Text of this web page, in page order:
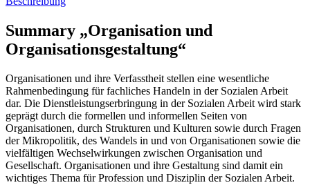
Summary „Organisation und
Organisationsgestaltung“
Organisationen und ihre Verfasstheit stellen eine wesentliche
Rahmenbedingung für fachliches Handeln in der Sozialen Arbeit
dar. Die Dienstleistungserbringung in der Sozialen Arbeit wird stark
geprägt durch die formellen und informellen Seiten von
Organisationen, durch Strukturen und Kulturen sowie durch Fragen
der Mikropolitik, des Wandels in und von Organisationen sowie die
vielfältigen Wechselwirkungen zwischen Organisation und
Gesellschaft. Organisationen und ihre Gestaltung sind damit ein
wichtiges Thema für Profession und Disziplin der Sozialen Arbeit.